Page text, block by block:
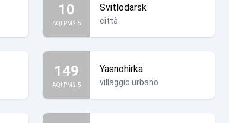
10
AQI PM2.5
Svitlodarsk
città
149
AQI PM2.5
Yasnohirka
villaggio urbano